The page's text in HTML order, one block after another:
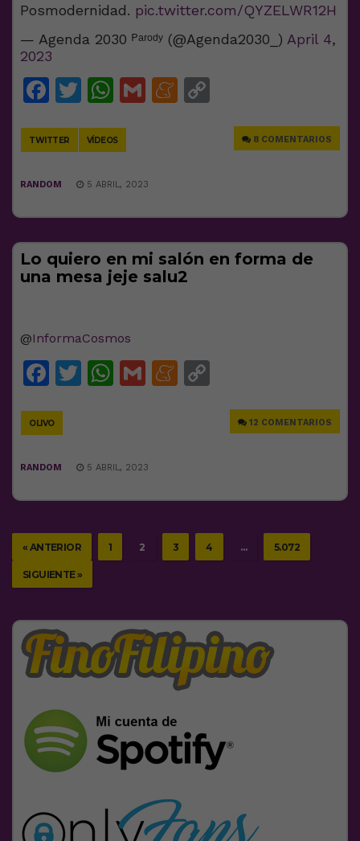
Posmodernidad. pic.twitter.com/QYZELWR12H
— Agenda 2030 ᴾᵃʳᵒᵈʸ (@Agenda2030_) April 4,
2023
Facebook
Twitter
WhatsApp
GmailMeneame
TWITTER VÍDEOS 8 COMENTARIOS
RANDOM 5 ABRIL, 2023
Lo quiero en mi salón en forma de
una mesa jeje salu2
@InformaCosmos
Facebook
Twitter
WhatsApp
GmailMeneame
OLIVO 12 COMENTARIOS
RANDOM 5 ABRIL, 2023
« ANTERIOR 1 2 3 4 … 5.072
SIGUIENTE »